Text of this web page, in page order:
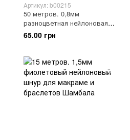
Артикул: b00215
50 метров. 0,8мм
разноцветная нейлоновая
нить для украшений
65.00 грн